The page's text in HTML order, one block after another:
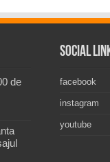
de
Social
facebook
instagram
youtube